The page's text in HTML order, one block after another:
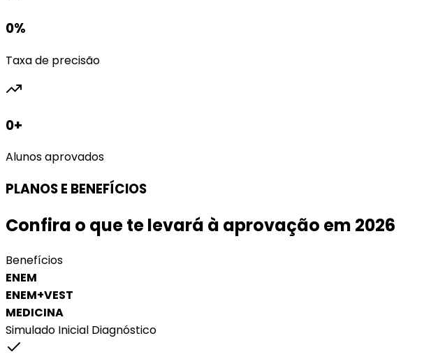
0%
Taxa de precisão
0+
Alunos aprovados
PLANOS E BENEFÍCIOS
Confira o que te levará à aprovação em 2026
Benefícios
ENEM
ENEM+VEST
MEDICINA
Simulado Inicial Diagnóstico